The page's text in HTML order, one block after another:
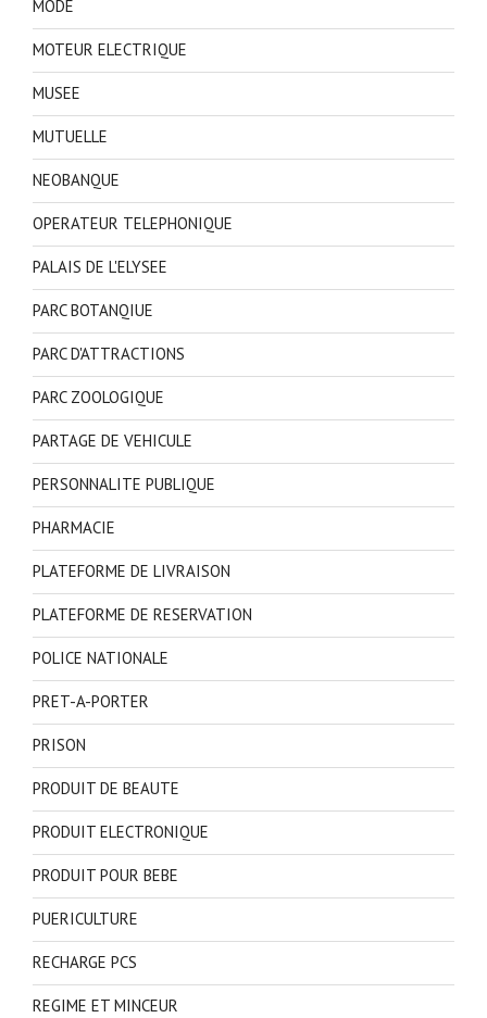
MODE
MOTEUR ELECTRIQUE
MUSEE
MUTUELLE
NEOBANQUE
OPERATEUR TELEPHONIQUE
PALAIS DE L'ELYSEE
PARC BOTANQIUE
PARC D'ATTRACTIONS
PARC ZOOLOGIQUE
PARTAGE DE VEHICULE
PERSONNALITE PUBLIQUE
PHARMACIE
PLATEFORME DE LIVRAISON
PLATEFORME DE RESERVATION
POLICE NATIONALE
PRET-A-PORTER
PRISON
PRODUIT DE BEAUTE
PRODUIT ELECTRONIQUE
PRODUIT POUR BEBE
PUERICULTURE
RECHARGE PCS
REGIME ET MINCEUR